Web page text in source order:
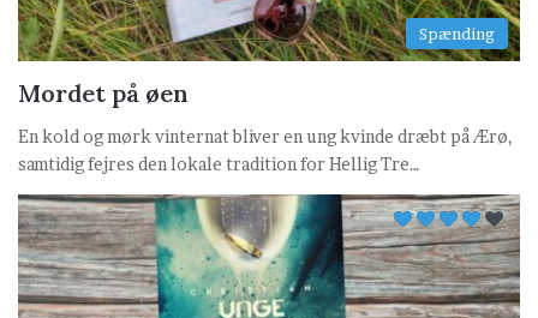
Spænding
Mordet på øen
En kold og mørk vinternat bliver en ung kvinde dræbt på Ærø,
samtidig fejres den lokale tradition for Hellig Tre…